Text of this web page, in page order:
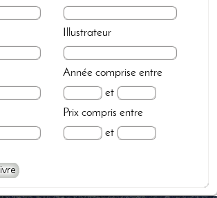
Illustrateur
Annéecomprise entre
et
Prixcompris entre
et